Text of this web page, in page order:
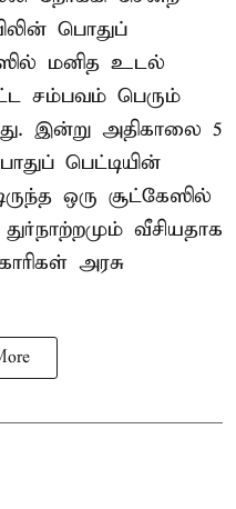
பொதுப்
மனித உடல்
சம்பவம் பெரும்
இன்று அதிகாலை 5
பெட்டியின்
ஒரு சூட்கேஸில்
வீசியதாக
அரசு